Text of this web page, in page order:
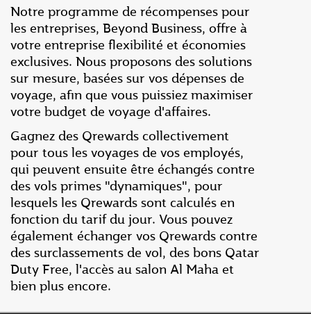
Notre programme de récompenses pour
les entreprises, Beyond Business, offre à
votre entreprise flexibilité et économies
exclusives. Nous proposons des solutions
sur mesure, basées sur vos dépenses de
voyage, afin que vous puissiez maximiser
votre budget de voyage d'affaires.
Gagnez des Qrewards collectivement
pour tous les voyages de vos employés,
qui peuvent ensuite être échangés contre
des vols primes "dynamiques", pour
lesquels les Qrewards sont calculés en
fonction du tarif du jour. Vous pouvez
également échanger vos Qrewards contre
des surclassements de vol, des bons Qatar
Duty Free, l'accès au salon Al Maha et
bien plus encore.